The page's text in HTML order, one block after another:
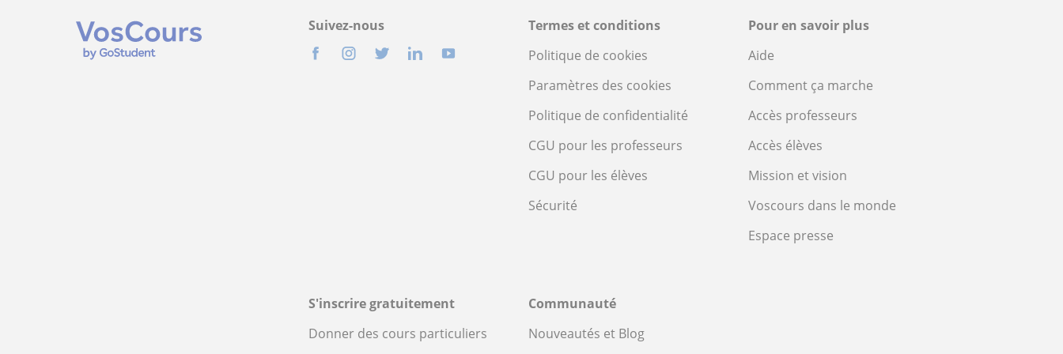
Suivez-nous
Termes et conditions
Politique de cookies
Paramètres des cookies
Politique de confidentialité
CGU pour les professeurs
CGU pour les élèves
Sécurité
Pour en savoir plus
Aide
Comment ça marche
Accès professeurs
Accès élèves
Mission et vision
Voscours dans le monde
Espace presse
S'inscrire gratuitement
Donner des cours particuliers
Communauté
Nouveautés et Blog